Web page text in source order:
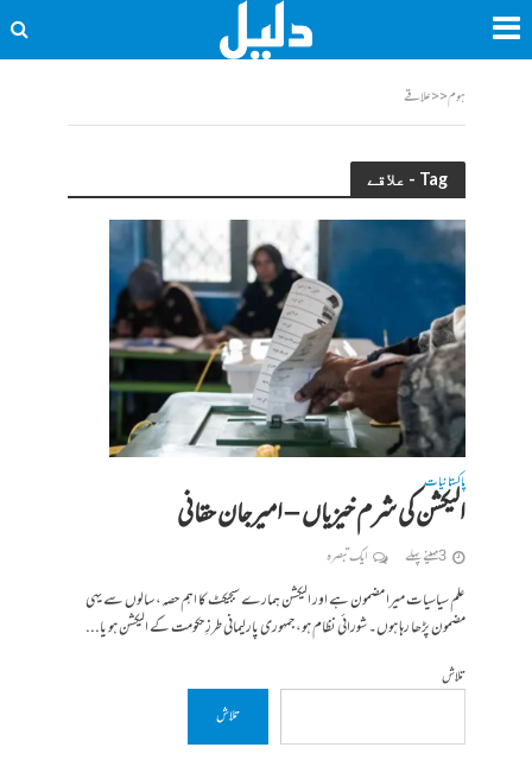
ہوم<<علاقے
Tag - علاقے
پاکستانیات
الیکشن کی شرم خیزیاں – امیرجان حقانی
3 مہینے پہلے ایک تبصرہ
علم سیاسیات میرا مضمون ہے اور الیکشن ہمارے سبجیکٹ کا اہم حصہ، سالوں سے یہی
مضمون پڑھا رہا ہوں۔ شورائی نظام ہو، جمہوری پارلیمانی طرزِ حکومت کے الیکشن ہو یا...
تلاش
تلاش